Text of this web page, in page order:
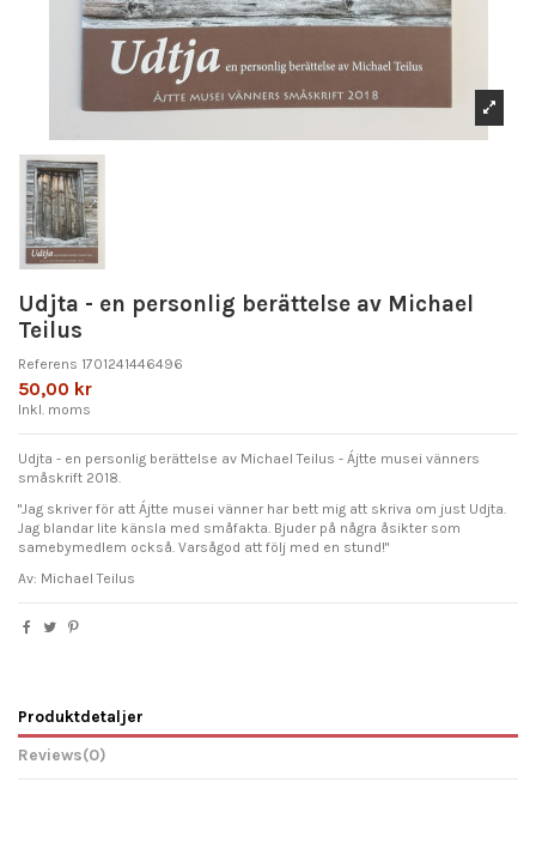
Udjta - en personlig berättelse av Michael
Teilus
Referens 1701241446496
50,00 kr
Inkl. moms
Udjta - en personlig berättelse av Michael Teilus - Ájtte musei vänners
småskrift 2018.
"Jag skriver för att Ájtte musei vänner har bett mig att skriva om just Udjta.
Jag blandar lite känsla med småfakta. Bjuder på några åsikter som
samebymedlem också. Varsågod att följ med en stund!"
Av: Michael Teilus
Produktdetaljer
Reviews(0)